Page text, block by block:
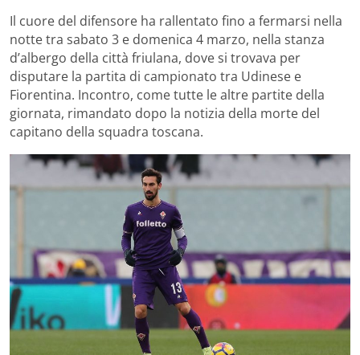
Il cuore del difensore ha rallentato fino a fermarsi nella
notte tra sabato 3 e domenica 4 marzo, nella stanza
d’albergo della città friulana, dove si trovava per
disputare la partita di campionato tra Udinese e
Fiorentina. Incontro, come tutte le altre partite della
giornata, rimandato dopo la notizia della morte del
capitano della squadra toscana.